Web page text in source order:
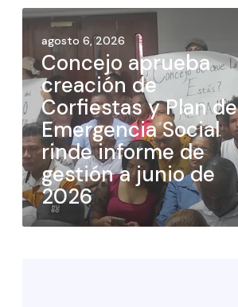
agosto 6, 2026
Concejo aprueba
creación de
Corfiestas y Plan de
Emergencia Social
rinde informe de
gestión a junio de
2026